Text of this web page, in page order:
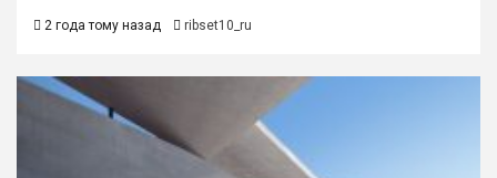
2 года тому назад ribset10_ru